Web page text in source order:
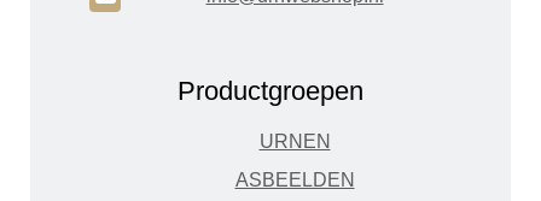
Productgroepen
URNEN
ASBEELDEN